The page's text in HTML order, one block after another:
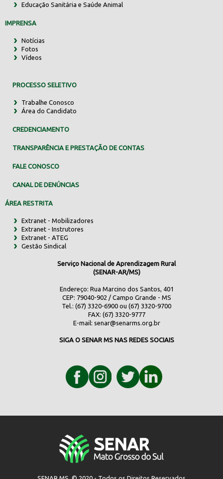
Educação Sanitária e Saúde Animal
IMPRENSA
Notícias
Fotos
Vídeos
PROCESSO SELETIVO
Trabalhe Conosco
Área do Candidato
CREDENCIAMENTO
TRANSPARÊNCIA E PRESTAÇÃO DE CONTAS
FALE CONOSCO
CANAL DE DENÚNCIAS
ÁREA RESTRITA
Extranet - Mobilizadores
Extranet - Instrutores
Extranet - ATEG
Gestão Sindical
Serviço Nacional de Aprendizagem Rural
(SENAR-AR/MS)
Endereço: Rua Marcino dos Santos, 401
CEP: 79040-902 / Campo Grande - MS
Tel.: (67) 3320-6900 ou (67) 3320-9700
FAX: (67) 3320-9777
E-mail: senar@senarms.org.br
SIGA O SENAR MS NAS REDES SOCIAIS